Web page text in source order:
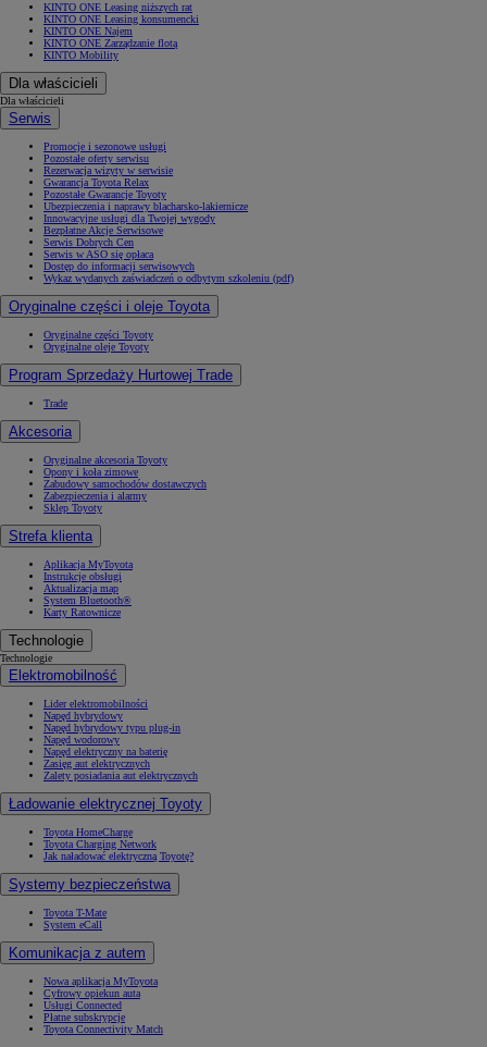
KINTO ONE Leasing niższych rat
KINTO ONE Leasing konsumencki
KINTO ONE Najem
KINTO ONE Zarządzanie flotą
KINTO Mobility
Dla właścicieli
Dla właścicieli
Serwis
Promocje i sezonowe usługi
Pozostałe oferty serwisu
Rezerwacja wizyty w serwisie
Gwarancja Toyota Relax
Pozostałe Gwarancje Toyoty
Ubezpieczenia i naprawy blacharsko-lakiernicze
Innowacyjne usługi dla Twojej wygody
Bezpłatne Akcje Serwisowe
Serwis Dobrych Cen
Serwis w ASO się opłaca
Dostęp do informacji serwisowych
Wykaz wydanych zaświadczeń o odbytym szkoleniu (pdf)
Oryginalne części i oleje Toyota
Oryginalne części Toyoty
Oryginalne oleje Toyoty
Program Sprzedaży Hurtowej Trade
Trade
Akcesoria
Oryginalne akcesoria Toyoty
Opony i koła zimowe
Zabudowy samochodów dostawczych
Zabezpieczenia i alarmy
Sklep Toyoty
Strefa klienta
Aplikacja MyToyota
Instrukcje obsługi
Aktualizacja map
System Bluetooth®
Karty Ratownicze
Technologie
Technologie
Elektromobilność
Lider elektromobilności
Napęd hybrydowy
Napęd hybrydowy typu plug-in
Napęd wodorowy
Napęd elektryczny na baterię
Zasięg aut elektrycznych
Zalety posiadania aut elektrycznych
Ładowanie elektrycznej Toyoty
Toyota HomeCharge
Toyota Charging Network
Jak naładować elektryczną Toyotę?
Systemy bezpieczeństwa
Toyota T-Mate
System eCall
Komunikacja z autem
Nowa aplikacja MyToyota
Cyfrowy opiekun auta
Usługi Connected
Płatne subskrypcje
Toyota Connectivity Match